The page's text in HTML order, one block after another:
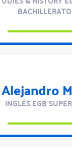
BACHILLERATO
Alejandro
INGLÉS EGB